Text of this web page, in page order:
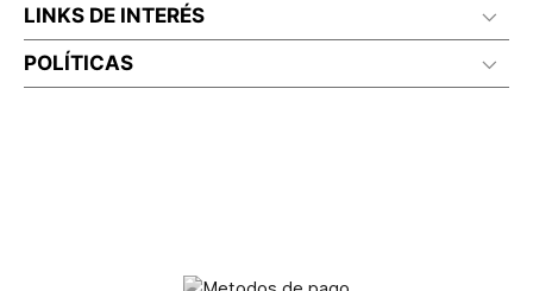
LINKS DE INTERÉS
POLÍTICAS